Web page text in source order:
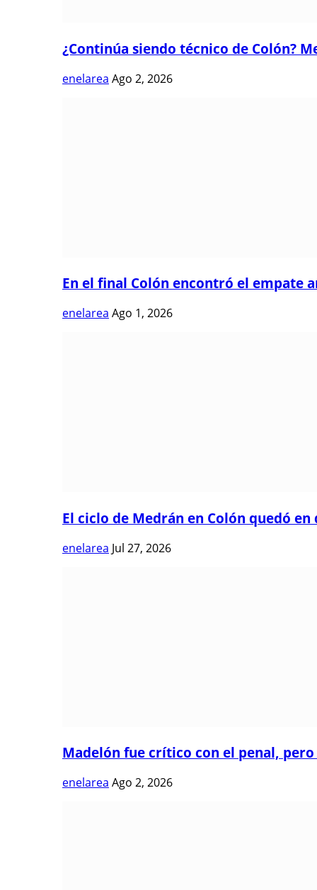
¿Continúa siendo técnico de Colón?
enelarea Ago 2, 2026
En el final Colón encontró el empate
enelarea Ago 1, 2026
El ciclo de Medrán en Colón quedó en
enelarea Jul 27, 2026
Madelón fue crítico con el penal, pero
enelarea Ago 2, 2026